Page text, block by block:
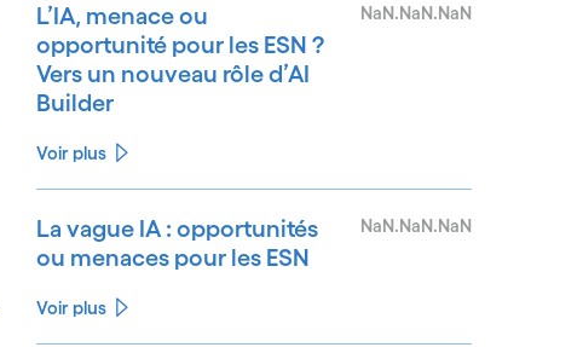
L’IA, menace ou
opportunité pour les ESN ?
Vers un nouveau rôle d’AI
Builder
NaN.NaN.NaN
Voir plus
La vague IA : opportunités
ou menaces pour les ESN
NaN.NaN.NaN
Voir plus